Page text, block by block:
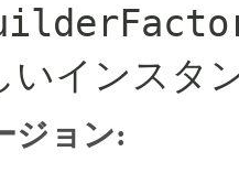
いインスタ
ジョン: